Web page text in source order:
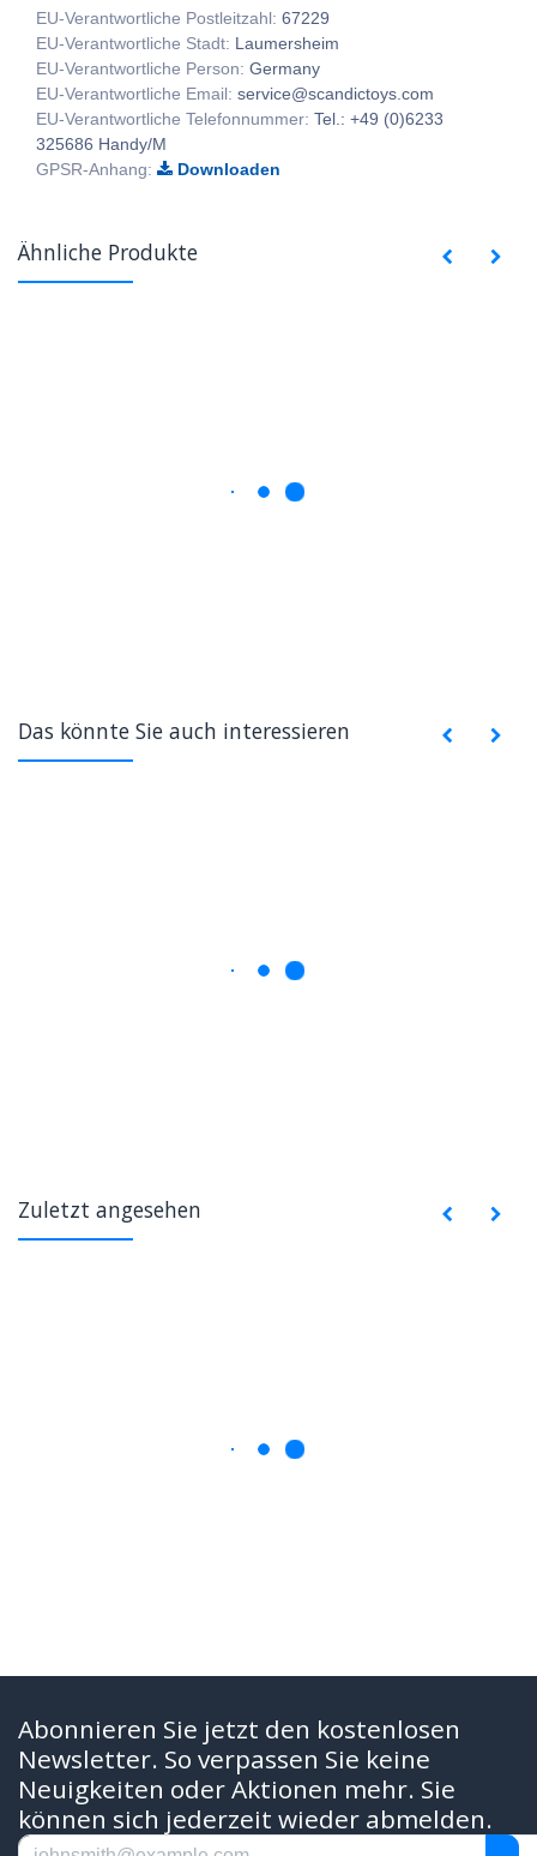
EU-Verantwortliche Postleitzahl: 67229
EU-Verantwortliche Stadt: Laumersheim
EU-Verantwortliche Person: Germany
EU-Verantwortliche Email: service@scandictoys.com
EU-Verantwortliche Telefonnummer: Tel.: +49 (0)6233
325686 Handy/M
GPSR-Anhang:
Downloaden
Ähnliche Produkte
Das könnte Sie auch interessieren
Zuletzt angesehen
Abonnieren Sie jetzt den kostenlosen
Newsletter. So verpassen Sie keine
Neuigkeiten oder Aktionen mehr. Sie
können sich jederzeit wieder abmelden.